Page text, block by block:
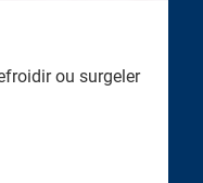
ou surgeler